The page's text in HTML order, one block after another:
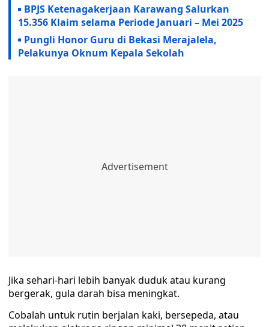
BPJS Ketenagakerjaan Karawang Salurkan
15.356 Klaim selama Periode Januari – Mei 2025
Pungli Honor Guru di Bekasi Merajalela,
Pelakunya Oknum Kepala Sekolah
Jika sehari-hari lebih banyak duduk atau kurang
bergerak, gula darah bisa meningkat.
Cobalah untuk rutin berjalan kaki, bersepeda, atau